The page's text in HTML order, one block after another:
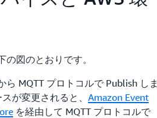
図のとおりです。
MQTT プロトコルで Publish しま
が変更されると、Amazon Event
を経由して MQTT プロトコルで